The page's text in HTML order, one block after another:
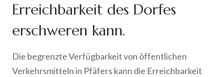
Erreichbarkeit des Dorfes
erschweren kann.
Die begrenzte Verfügbarkeit von öffentlichen
Verkehrsmitteln in Pfäfers kann die Erreichbarkeit